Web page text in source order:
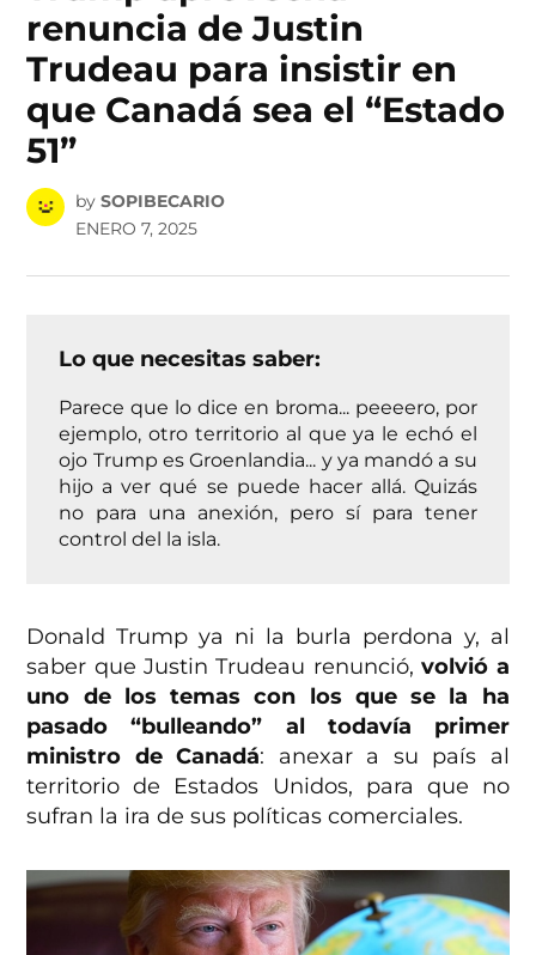
renuncia de Justin
Trudeau para insistir en
que Canadá sea el “Estado
51”
by SOPIBECARIO
ENERO 7, 2025
Lo que necesitas saber:
Parece que lo dice en broma... peeeero, por
ejemplo, otro territorio al que ya le echó el
ojo Trump es Groenlandia... y ya mandó a su
hijo a ver qué se puede hacer allá. Quizás
no para una anexión, pero sí para tener
control del la isla.
Donald Trump ya ni la burla perdona y, al
saber que Justin Trudeau renunció,volvió a
uno de los temas con los que se la ha
pasado “bulleando” al todavía primer
ministro de Canadá: anexar a su país al
territorio de Estados Unidos, para que no
sufran la ira de sus políticas comerciales.